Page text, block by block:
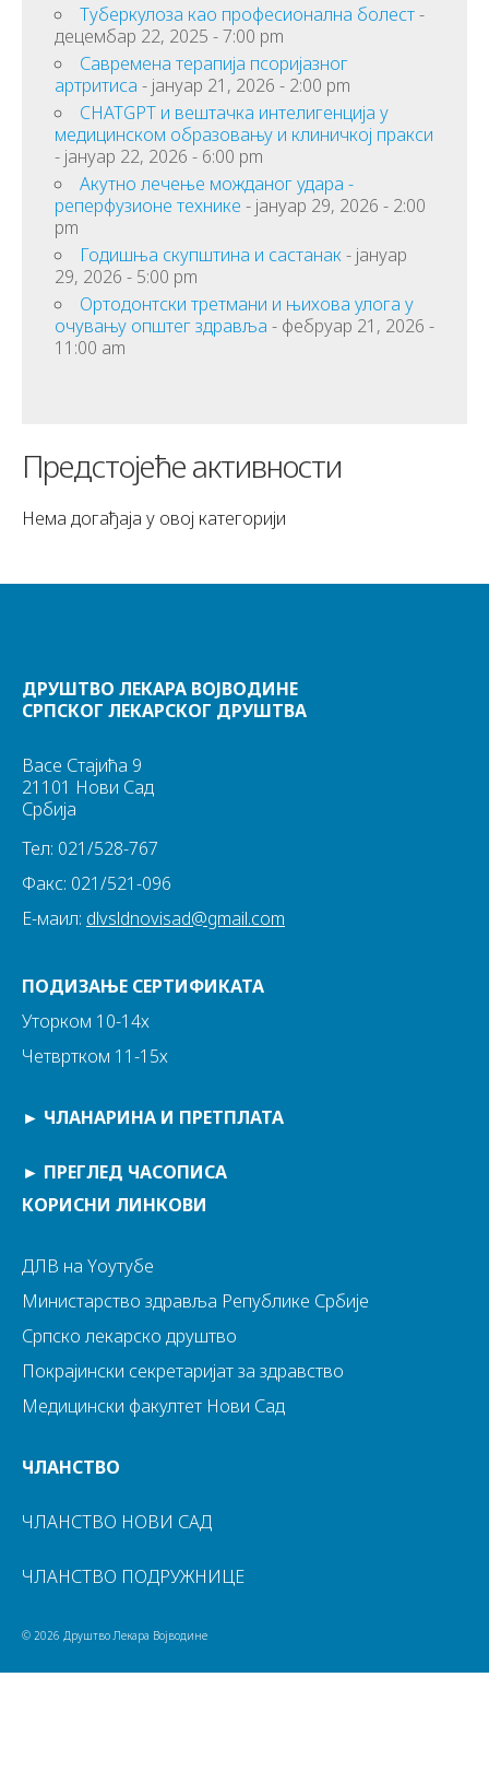
Туберкулоза као професионална болест-
децембар 22, 2025 - 7:00 pm
Савремена терапија псоријазног
артритиса - јануар 21, 2026 - 2:00 pm
CHATGPT и вештачка интелигенција у
медицинском образовању и клиничкој пракси
- јануар 22, 2026 - 6:00 pm
Акутно лечење можданог удара -
реперфузионе технике - јануар 29, 2026 - 2:00
pm
Годишња скупштина и састанак- јануар
29, 2026 - 5:00 pm
Ортодонтски третмани и њихова улога у
очувању општег здравља - фебруар 21, 2026 -
11:00 am
Предстојеће активности
Нема догађаја у овој категорији
ДРУШТВО ЛЕКАРА ВОЈВОДИНЕ
СРПСКОГ ЛЕКАРСКОГ ДРУШТВА
Васе Стајића 9
21101 Нови Сад
Србија
Тел: 021/528-767
Факс: 021/521-096
Е-маил: dlvsldnovisad@gmail.com
ПОДИЗАЊЕ СЕРТИФИКАТА
Уторком 10-14х
Четвртком 11-15х
► ЧЛАНАРИНА И ПРЕТПЛАТА
► ПРЕГЛЕД ЧАСОПИСА
КОРИСНИ ЛИНКОВИ
ДЛВ на Yоутубе
Министарство здравља Републике Србије
Српско лекарско друштво
Покрајински секретаријат за здравство
Медицински факултет Нови Сад
ЧЛАНСТВО
ЧЛАНСТВО НОВИ САД
ЧЛАНСТВО ПОДРУЖНИЦЕ
© 2026 Друштво Лекара Војводине